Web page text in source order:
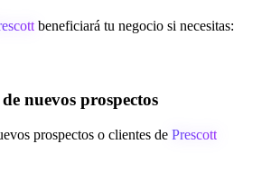
beneficiará tu negocio si necesitas:
nuevos prospectos
prospectos o clientes de Prescott